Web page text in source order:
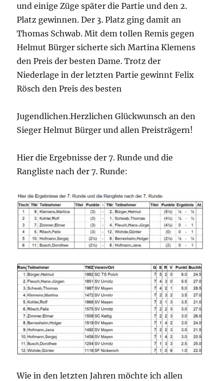
und einige Züge später die Partie und den 2.
Platz gewinnen. Der 3. Platz ging damit an
Thomas Schwab. Mit dem tollen Remis gegen
Helmut Bürger sicherte sich Martina Klemens
den Preis der besten Dame. Trotz der
Niederlage in der letzten Partie gewinnt Felix
Rösch den Preis des besten
Jugendlichen.Herzlichen Glückwunsch an den
Sieger Helmut Bürger und allen Preisträgern!
Hier die Ergebnisse der 7. Runde und die
Rangliste nach der 7. Runde:
Wie in den letzten Jahren möchte ich allen